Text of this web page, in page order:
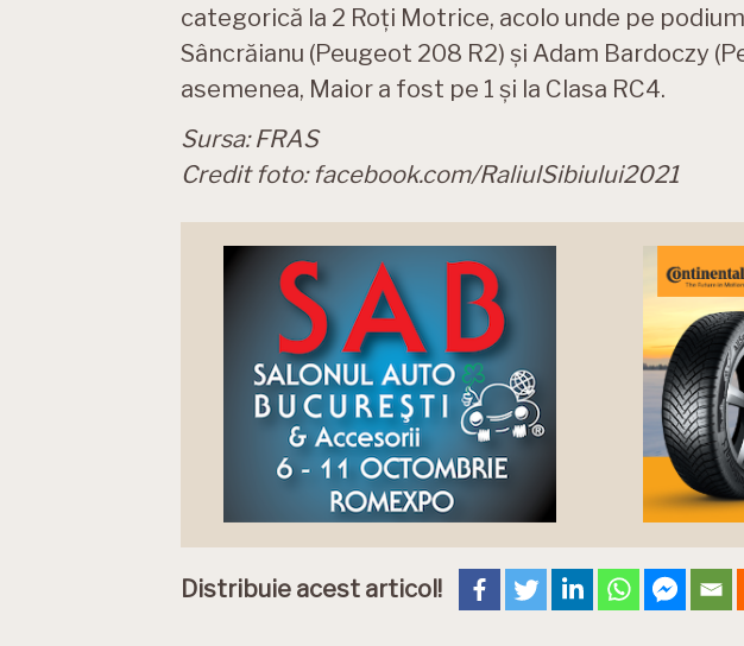
categorică la 2 Roți Motrice, acolo unde pe
Sâncrăianu (Peugeot 208 R2) și Adam Bardoczy
asemenea, Maior a fost pe 1 și la Clasa RC4.
Sursa: FRAS
Credit foto: facebook.com/RaliulSibiului2021
Distribuie acest articol!